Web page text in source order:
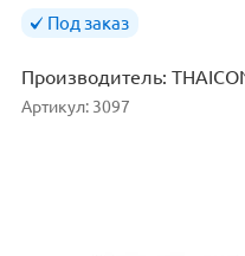
Под заказ
Производитель:
Артикул: 3097